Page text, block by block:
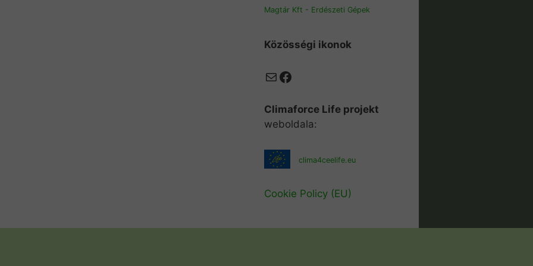
Magtár Kft - Erdészeti Gépek
Közösségi ikonok
MailFacebook
Climaforce Life projekt
weboldala:
clima4ceelife.eu
Cookie Policy (EU)